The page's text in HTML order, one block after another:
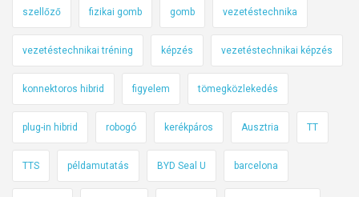
szellőző fizikai gomb gomb vezetéstechnika
vezetéstechnikai tréning képzés vezetéstechnikai képzés
konnektoros hibrid figyelem tömegközlekedés
plug-in hibrid robogó kerékpáros Ausztria TT
TTS példamutatás BYD Seal U barcelona